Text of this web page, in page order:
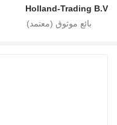
Holland-Trading B.V